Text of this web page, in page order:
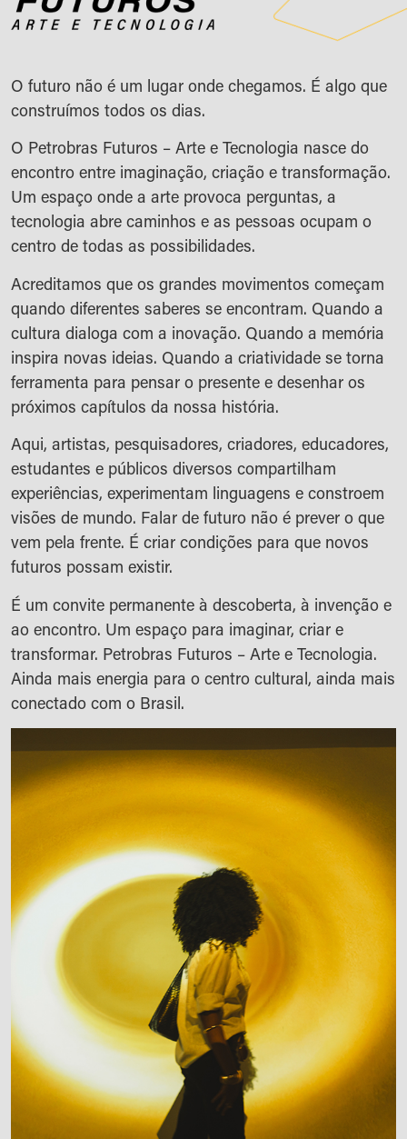
O futuro não é um lugar onde chegamos. É algo que
construímos todos os dias.
O Petrobras Futuros – Arte e Tecnologia nasce do
encontro entre imaginação, criação e transformação.
Um espaço onde a arte provoca perguntas, a
tecnologia abre caminhos e as pessoas ocupam o
centro de todas as possibilidades.
Acreditamos que os grandes movimentos começam
quando diferentes saberes se encontram. Quando a
cultura dialoga com a inovação. Quando a memória
inspira novas ideias. Quando a criatividade se torna
ferramenta para pensar o presente e desenhar os
próximos capítulos da nossa história.
Aqui, artistas, pesquisadores, criadores, educadores,
estudantes e públicos diversos compartilham
experiências, experimentam linguagens e constroem
visões de mundo. Falar de futuro não é prever o que
vem pela frente. É criar condições para que novos
futuros possam existir.
É um convite permanente à descoberta, à invenção e
ao encontro. Um espaço para imaginar, criar e
transformar. Petrobras Futuros – Arte e Tecnologia.
Ainda mais energia para o centro cultural, ainda mais
conectado com o Brasil.